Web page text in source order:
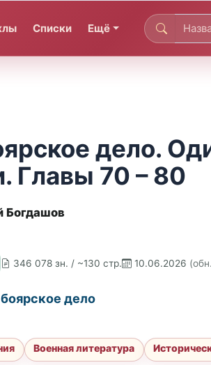
Списки Ещё
дело.
Главы 70 – 80
Богдашов
346 078 зн. / ~130 стр. 10.06.2026
дело
Военная литература